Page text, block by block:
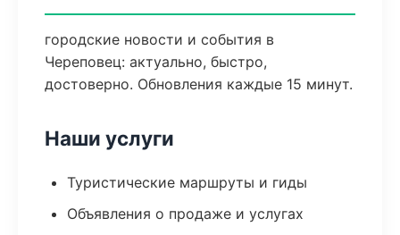
городские новости и события в
Череповец: актуально, быстро,
достоверно. Обновления каждые 15 минут.
Наши услуги
Туристические маршруты и гиды
Объявления о продаже и услугах